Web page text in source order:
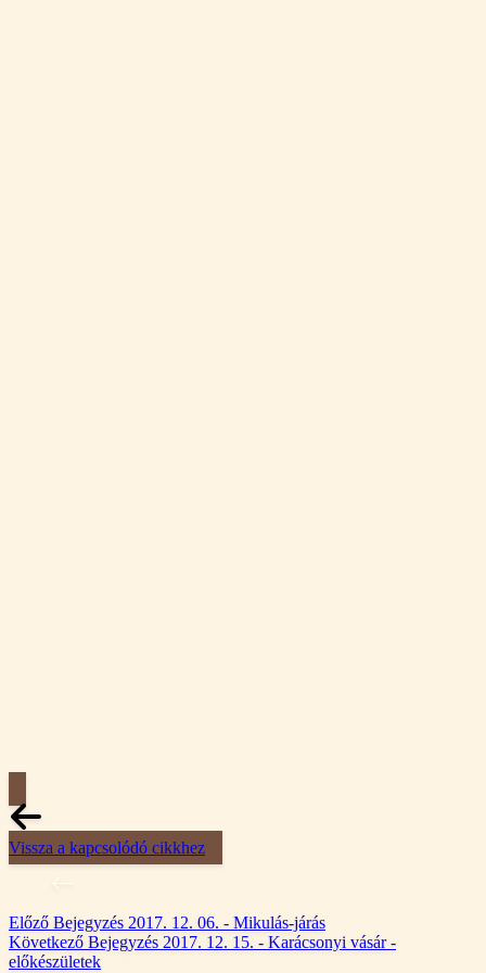
Vissza a kapcsolódó cikkhez
Előző Bejegyzés 2017. 12. 06. - Mikulás-járás
Következő Bejegyzés 2017. 12. 15. - Karácsonyi vásár -
előkészületek